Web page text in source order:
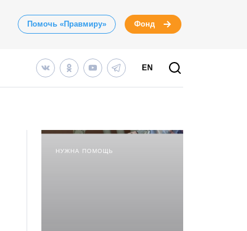
Помочь «Правмиру» Фонд
EN
НУЖНА ПОМОЩЬ